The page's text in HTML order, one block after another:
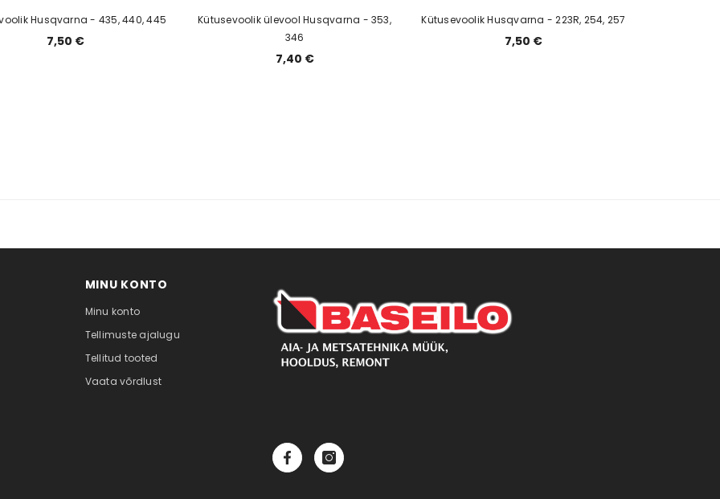
Husqvarna - 435, 440, 445
7,50 €
Kütusevoolik ülevool Husqvarna - 353,
346
7,40 €
Kütusevoolik Husqvarna - 223R, 254, 257
7,50 €
MINU KONTO
Minu konto
Tellimuste ajalugu
Tellitud tooted
Vaata võrdlust